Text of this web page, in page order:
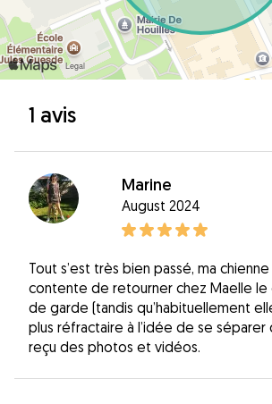
1 avis
Marine
August 2024
Tout s’est très bien passé, ma chienne
contente de retourner chez Maelle le
de garde (tandis qu’habituellement
plus réfractaire à l’idée de se séparer
reçu des photos et vidéos.